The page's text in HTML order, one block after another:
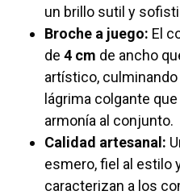
un brillo sutil y
Broche a juego: El
de 4 cm de ancho
artístico,
lágrima colgante
armonía al conjunto.
Calidad artesanal:
esmero, fiel al estilo
caracterizan a los